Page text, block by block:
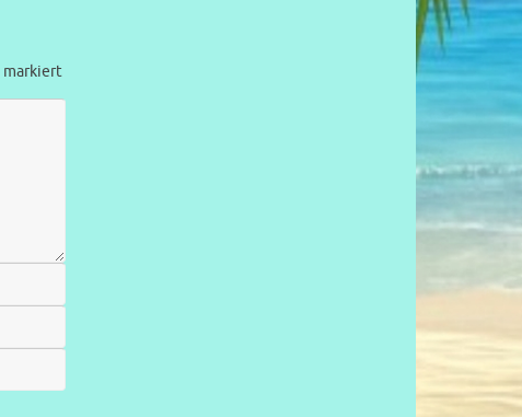
markiert